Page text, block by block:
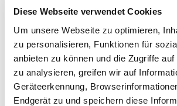
Diese Webseite verwendet Cookies
Um unsere Webseite zu optimieren,
zu personalisieren, Funktionen für
anbieten zu können und die Zugriffe
zu analysieren, greifen wir auf
Geräteerkennung,
Endgerät zu und speichern diese
Passwort vergessen?